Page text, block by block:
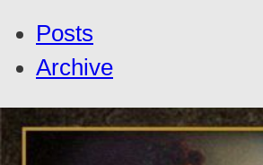
Posts
Archive